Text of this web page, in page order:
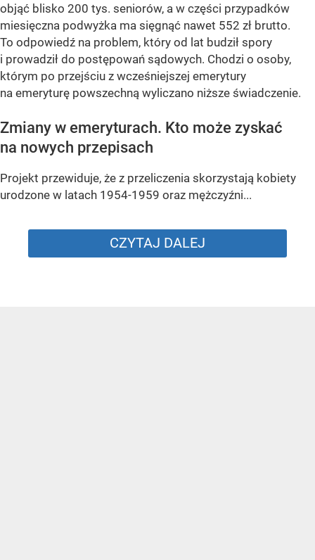
objąć blisko 200 tys. seniorów, a w części przypadków
miesięczna podwyżka ma sięgnąć nawet 552 zł brutto.
To odpowiedź na problem, który od lat budził spory
i prowadził do postępowań sądowych. Chodzi o osoby,
którym po przejściu z wcześniejszej emerytury
na emeryturę powszechną wyliczano niższe świadczenie.
Zmiany w emeryturach. Kto może zyskać
na nowych przepisach
Projekt przewiduje, że z przeliczenia skorzystają kobiety
urodzone w latach 1954-1959 oraz mężczyźni...
CZYTAJ DALEJ